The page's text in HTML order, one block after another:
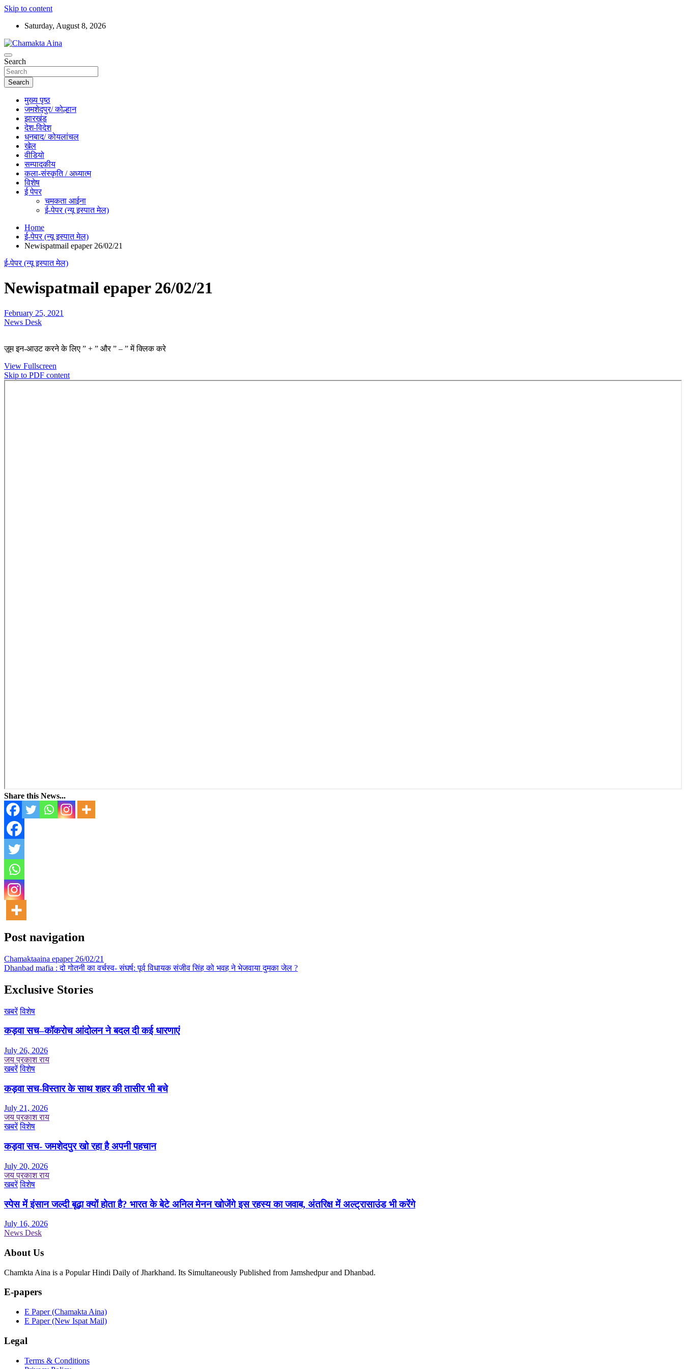
Skip to content
Saturday, August 8, 2026
Chamakta Aina
Hindi News Paper – Jharkhand
Search
Search
मुख्य पृष्ठ
जमशेदपुर/ कोल्हान
झारखंड
देश-विदेश
धनबाद/ कोयलांचल
खेल
वीडियो
सम्पादकीय
कला-संस्कृति / अध्यात्म
विशेष
ई पेपर
चमकता आईना
ई-पेपर (न्यू इस्पात मेल)
Home
ई-पेपर (न्यू इस्पात मेल)
Newispatmail epaper 26/02/21
ई-पेपर (न्यू इस्पात मेल)
Newispatmail epaper 26/02/21
February 25, 2021
News Desk
ज़ूम इन-आउट करने के लिए ” + ” और ” – ” में क्लिक करे
View Fullscreen
Skip to PDF content
Share this News...
Post navigation
Chamaktaaina epaper 26/02/21
Dhanbad mafia : दो गोतनी का वर्चस्व- संघर्ष: पूर्व विधायक संजीव सिंह को भवह ने भेजवाया दुमका जेल ?
Exclusive Stories
खबरें विशेष
कड़वा सच–कॉकरोच आंदोलन ने बदल दी कई धारणाएं
July 26, 2026
जय प्रकाश राय
खबरें विशेष
कड़वा सच-विस्तार के साथ शहर की तासीर भी बचे
July 21, 2026
जय प्रकाश राय
खबरें विशेष
कड़वा सच- जमशेदपुर खो रहा है अपनी पहचान
July 20, 2026
जय प्रकाश राय
खबरें विशेष
स्पेस में इंसान जल्दी बूढ़ा क्यों होता है? भारत के बेटे अनिल मेनन खोजेंगे इस रहस्य का जवाब, अंतरिक्ष में अल्ट्रासाउंड भी करेंगे
July 16, 2026
News Desk
About Us
Chamkta Aina is a Popular Hindi Daily of Jharkhand. Its Simultaneously Published from Jamshedpur and Dhanbad.
E-papers
E Paper (Chamakta Aina)
E Paper (New Ispat Mail)
Legal
Terms & Conditions